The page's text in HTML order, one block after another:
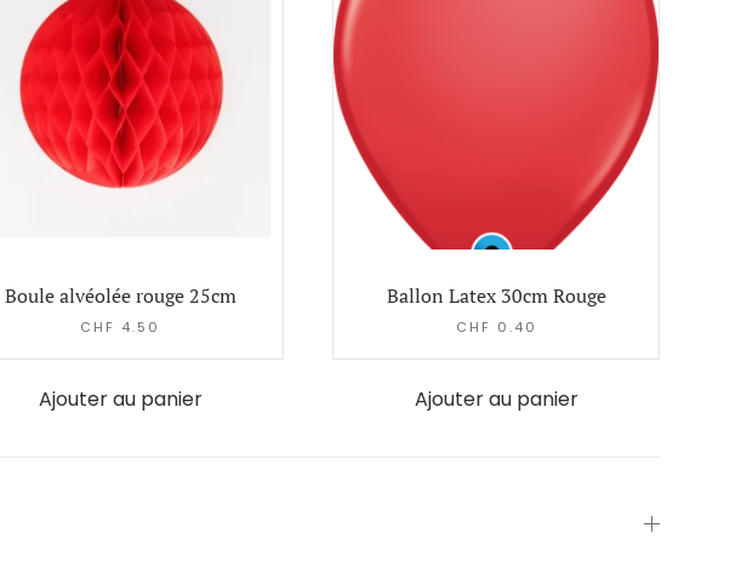
Boule alvéolée rouge 25cm
CHF 4.50
Ajouter au panier
Ballon Latex 30cm Rouge
CHF 0.40
Ajouter au panier